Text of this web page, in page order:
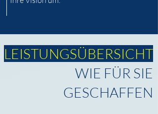
LEISTUNGSÜBERSICHT
WIE FÜR SIE
GESCHAFFEN